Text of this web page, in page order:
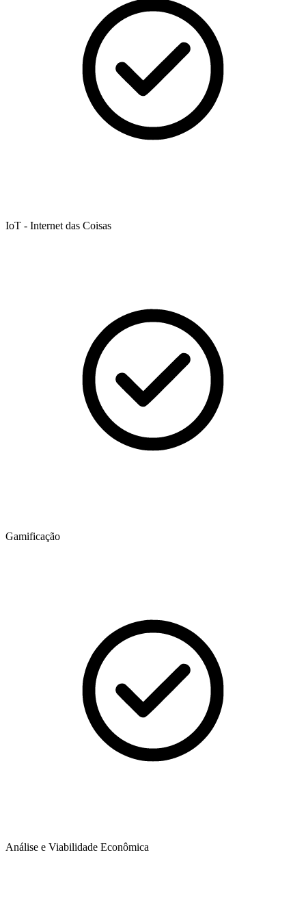
IoT - Internet das Coisas​​
Gamificação​​
Análise e Viabilidade Econômica​​